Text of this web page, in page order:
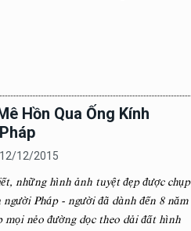
Hồn Qua Ống Kính
12/12/2015
những hình ảnh tuyệt đẹp được chụp
Pháp - người đã dành đến 8 năm
mọi nẻo đường dọc theo dải đất hình